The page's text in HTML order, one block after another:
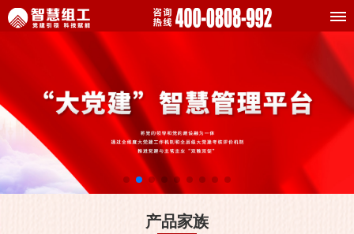
产品家族